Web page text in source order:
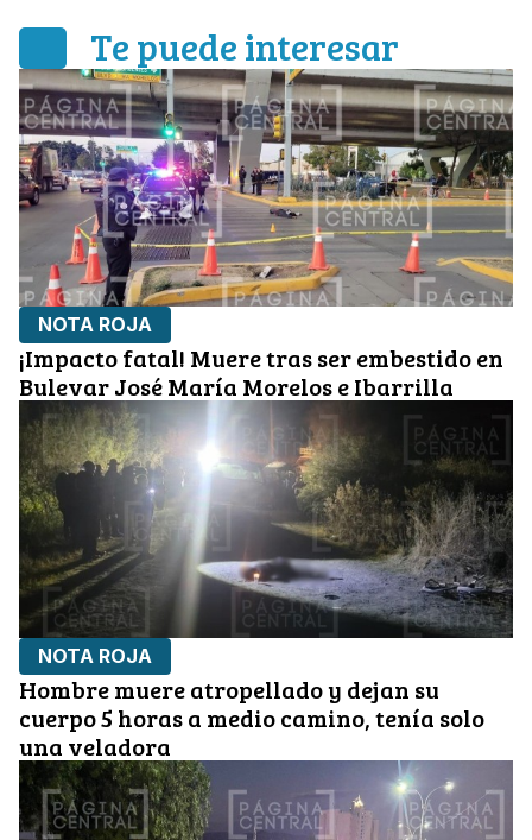
Te puede interesar
NOTA ROJA
¡Impacto fatal! Muere tras ser embestido en
Bulevar José María Morelos e Ibarrilla
NOTA ROJA
Hombre muere atropellado y dejan su
cuerpo 5 horas a medio camino, tenía solo
una veladora